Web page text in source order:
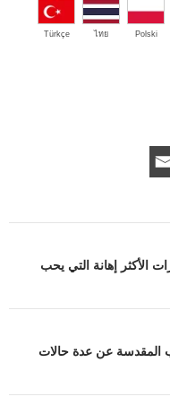
Polski
ไทย
Türkçe
الأكثر إهانة التي يحب
المقدسة عن عدة حالات